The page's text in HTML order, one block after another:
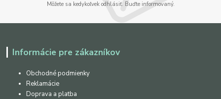
Môžete sa kedykoľvek odhlásiť. Buďte informovaný.
Informácie pre zákazníkov
Obchodné podmienky
Reklamácie
Doprava a platba